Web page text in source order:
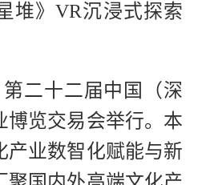
堆》VR沉浸式探索
二十二届中国（深
博览交易会举行。本
产业数智化赋能与新